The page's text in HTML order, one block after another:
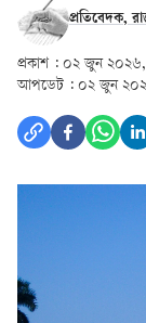
প্রতিবেদক,
প্রকাশ : ০২ জুন
আপডেট : ০২ জুন